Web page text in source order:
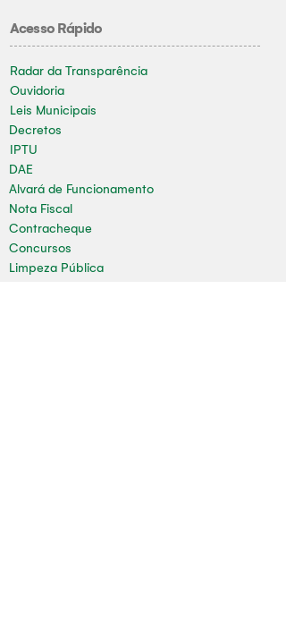
Acesso Rápido
Radar da Transparência
Ouvidoria
Leis Municipais
Decretos
IPTU
DAE
Alvará de Funcionamento
Nota Fiscal
Contracheque
Concursos
Limpeza Pública